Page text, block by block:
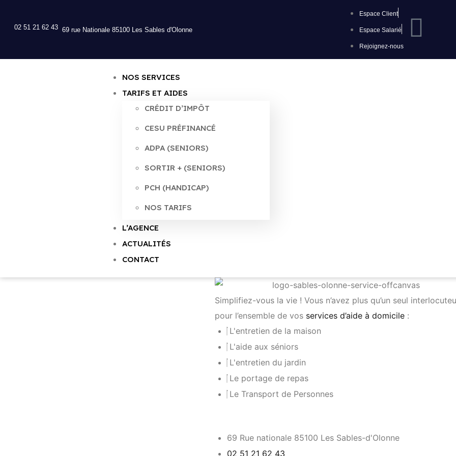
02 51 21 62 43 69 rue Nationale 85100 Les Sables d'Olonne
Espace Client
Espace Salarié
Rejoignez-nous
NOS SERVICES
TARIFS ET AIDES
CRÉDIT D’IMPÔT
CESU PRÉFINANCÉ
ADPA (SENIORS)
SORTIR + (SENIORS)
PCH (HANDICAP)
NOS TARIFS
L’AGENCE
ACTUALITÉS
CONTACT
Simplifiez-vous la vie ! Vous n’avez plus qu’un seul
pour l’ensemble de vos services d’aide à domicile :
L'entretien de la maison
L'aide aux séniors
L'entretien du jardin
Le portage de repas
Le Transport de Personnes
69 Rue nationale 85100 Les Sables-d'Olonne
02 51 21 62 43